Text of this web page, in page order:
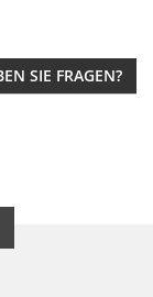
SIE FRAGEN?